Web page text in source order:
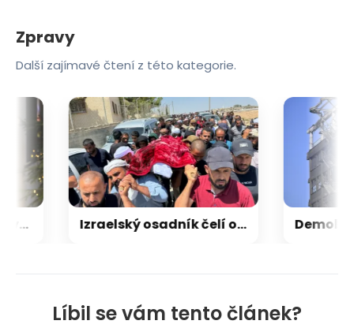
Líbil se vám tento článek?
Zpravy
Další zajímavé čtení z této kategorie.
Izraelský osadník čelí obvinění ze zabití palestinského aktivisty